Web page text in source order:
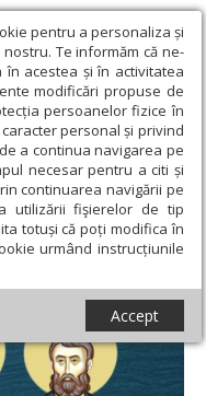
pentru a personaliza și
Te informăm că ne-
acestea și în activitatea
modificări propuse de
persoanelor fizice în
personal și privind
a continua navigarea pe
necesar pentru a citi și
continuarea navigării pe
utilizării fişierelor de tip
totuși că poți modifica în
urmând instrucțiunile
Accept
asociate
asociate